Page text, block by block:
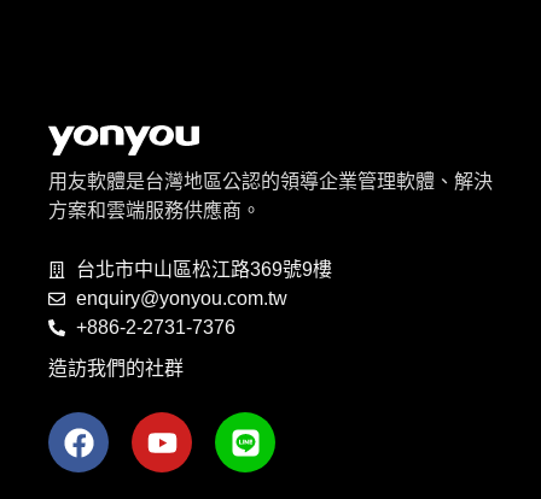
用友軟體是台灣地區公認的領導企業管理軟體、解決
方案和雲端服務供應商。
台北市中山區松江路369號9樓
enquiry@yonyou.com.tw
+886-2-2731-7376
造訪我們的社群